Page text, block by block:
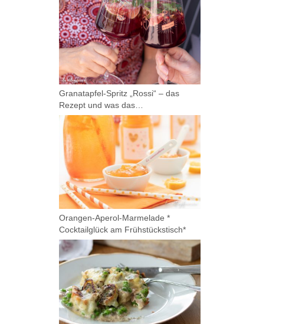
Granatapfel-Spritz „Rossi“ – das
Rezept und was das…
Orangen-Aperol-Marmelade *
Cocktailglück am Frühstückstisch*